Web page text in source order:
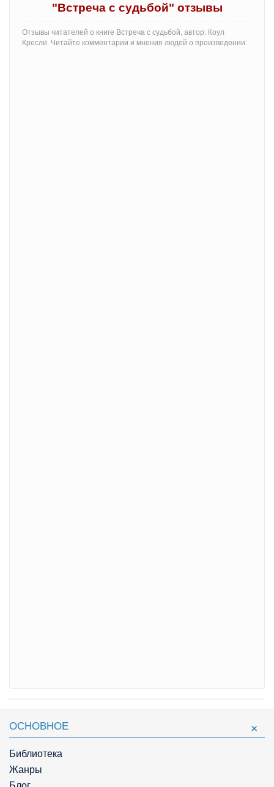
"Встреча с судьбой" отзывы
Отзывы читателей о книге Встреча с судьбой, автор: Коул
Кресли. Читайте комментарии и мнения людей о произведении.
ОСНОВНОЕ
Библиотека
Жанры